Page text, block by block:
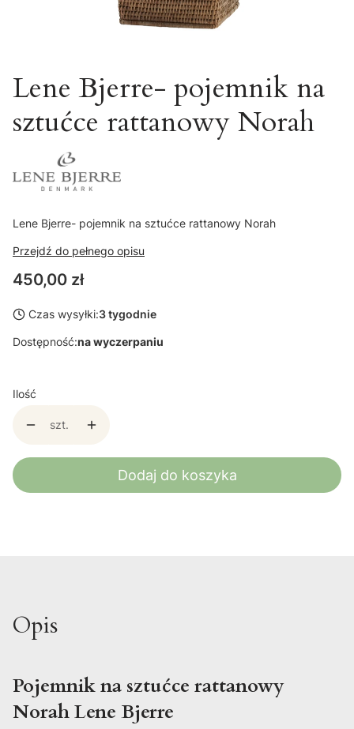
Lene Bjerre- pojemnik na
sztućce rattanowy Norah
Lene Bjerre- pojemnik na sztućce rattanowy Norah
Przejdź do pełnego opisu
Cena
450,00 zł
Czas wysyłki:3 tygodnie
Dostępność:na wyczerpaniu
Ilość
szt.
Dodaj do koszyka
Opis
Pojemnik na sztućce rattanowy
Norah Lene Bjerre